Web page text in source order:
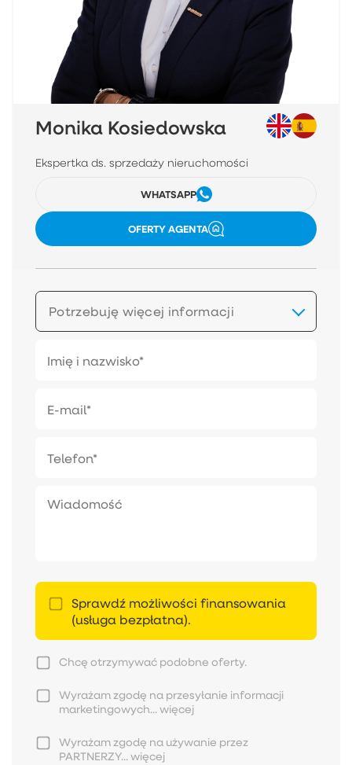
Monika Kosiedowska
Ekspertka ds. sprzedaży nieruchomości
WHATSAPP
OFERTY AGENTA
Potrzebuję więcej informacji
Sprawdź możliwości finansowania
(usługa bezpłatna).
Chcę otrzymywać podobne oferty.
Wyrażam zgodę na przesyłanie informacji
marketingowych...więcej
Wyrażam zgodę na używanie przez
PARTNERZY...więcej